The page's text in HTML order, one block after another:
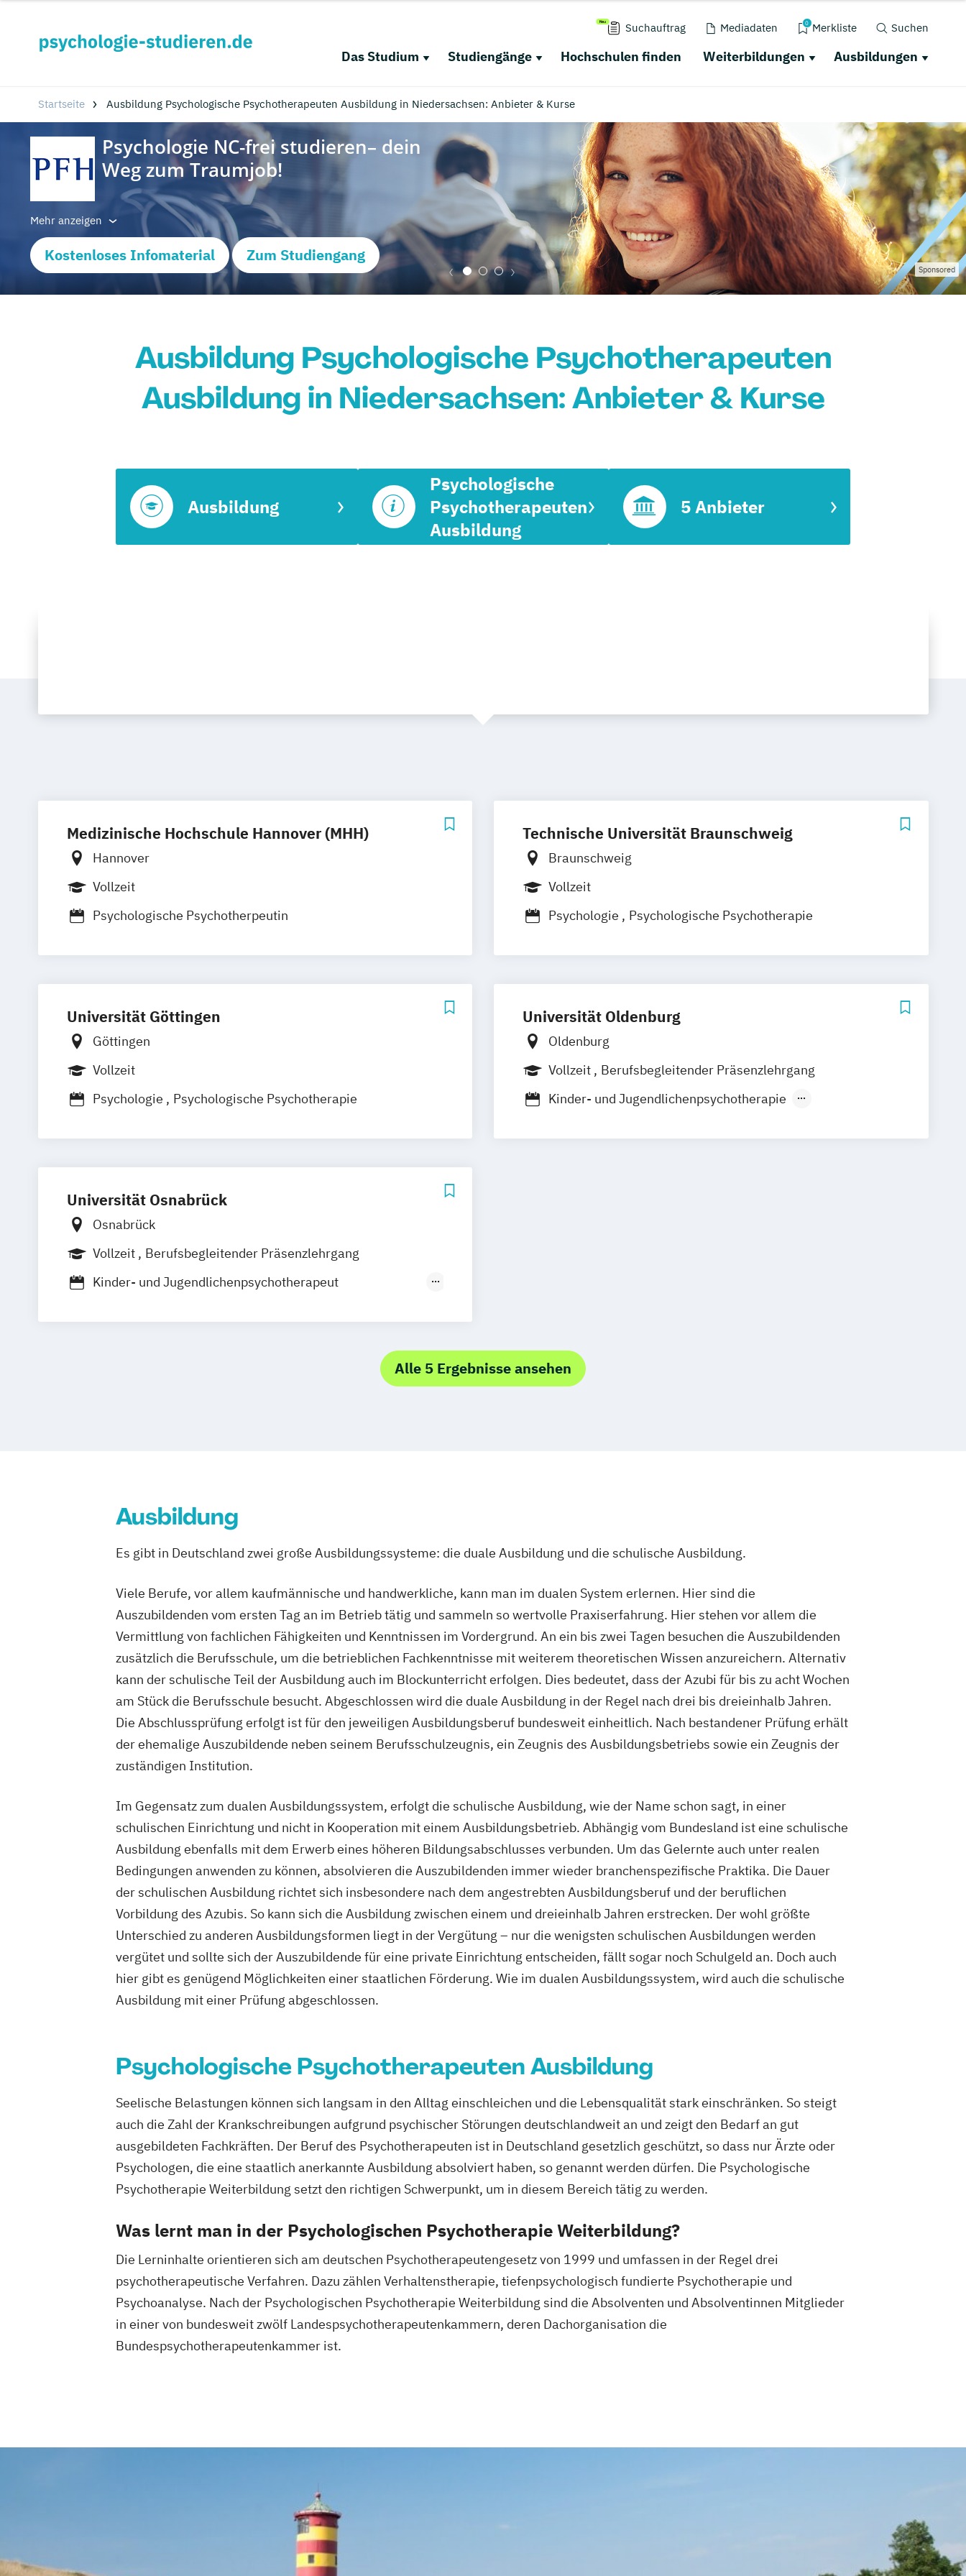
Suchauftrag Mediadaten 0 Merkliste Suchen
Das Studium Studiengänge Hochschulen finden Weiterbildungen Ausbildungen
Startseite Ausbildung Psychologische Psychotherapeuten Ausbildung in Niedersachsen: Anbieter & Kurse
Mehr anzeigen
Kostenloses Infomaterial Zum Studiengang
Sponsored
Ausbildung Psychologische Psychotherapeuten
Ausbildung in Niedersachsen: Anbieter & Kurse
Ausbildung
Psychologische
Psychotherapeuten
Ausbildung
5 Anbieter
Medizinische Hochschule Hannover (MHH)
Hannover
Vollzeit
Psychologische Psychotherpeutin
Technische Universität Braunschweig
Braunschweig
Vollzeit
Psychologie
Psychologische Psychotherapie
Universität Göttingen
Göttingen
Vollzeit
Psychologie
Psychologische Psychotherapie
Universität Oldenburg
Oldenburg
Vollzeit
Berufsbegleitender Präsenzlehrgang
Kinder- und Jugendlichenpsychotherapie
Psychologische Psychotherapie Sport und Lebensstil
Universität Osnabrück
Osnabrück
Vollzeit
Berufsbegleitender Präsenzlehrgang
Kinder- und Jugendlichenpsychotherapeut
Psychologie
Alle 5 Ergebnisse ansehen
Ausbildung
Es gibt in Deutschland zwei große Ausbildungssysteme: die duale Ausbildung und die schulische Ausbildung.
Viele Berufe, vor allem kaufmännische und handwerkliche, kann man im dualen System erlernen. Hier sind die
Auszubildenden vom ersten Tag an im Betrieb tätig und sammeln so wertvolle Praxiserfahrung. Hier stehen vor allem die
Vermittlung von fachlichen Fähigkeiten und Kenntnissen im Vordergrund. An ein bis zwei Tagen besuchen die Auszubildenden
zusätzlich die Berufsschule, um die betrieblichen Fachkenntnisse mit weiterem theoretischen Wissen anzureichern. Alternativ
kann der schulische Teil der Ausbildung auch im Blockunterricht erfolgen. Dies bedeutet, dass der Azubi für bis zu acht Wochen
am Stück die Berufsschule besucht. Abgeschlossen wird die duale Ausbildung in der Regel nach drei bis dreieinhalb Jahren.
Die Abschlussprüfung erfolgt ist für den jeweiligen Ausbildungsberuf bundesweit einheitlich. Nach bestandener Prüfung erhält
der ehemalige Auszubildende neben seinem Berufsschulzeugnis, ein Zeugnis des Ausbildungsbetriebs sowie ein Zeugnis der
zuständigen Institution.
Im Gegensatz zum dualen Ausbildungssystem, erfolgt die schulische Ausbildung, wie der Name schon sagt, in einer
schulischen Einrichtung und nicht in Kooperation mit einem Ausbildungsbetrieb. Abhängig vom Bundesland ist eine schulische
Ausbildung ebenfalls mit dem Erwerb eines höheren Bildungsabschlusses verbunden. Um das Gelernte auch unter realen
Bedingungen anwenden zu können, absolvieren die Auszubildenden immer wieder branchenspezifische Praktika. Die Dauer
der schulischen Ausbildung richtet sich insbesondere nach dem angestrebten Ausbildungsberuf und der beruflichen
Vorbildung des Azubis. So kann sich die Ausbildung zwischen einem und dreieinhalb Jahren erstrecken. Der wohl größte
Unterschied zu anderen Ausbildungsformen liegt in der Vergütung – nur die wenigsten schulischen Ausbildungen werden
vergütet und sollte sich der Auszubildende für eine private Einrichtung entscheiden, fällt sogar noch Schulgeld an. Doch auch
hier gibt es genügend Möglichkeiten einer staatlichen Förderung. Wie im dualen Ausbildungssystem, wird auch die schulische
Ausbildung mit einer Prüfung abgeschlossen.
Psychologische Psychotherapeuten Ausbildung
Seelische Belastungen können sich langsam in den Alltag einschleichen und die Lebensqualität stark einschränken. So steigt
auch die Zahl der Krankschreibungen aufgrund psychischer Störungen deutschlandweit an und zeigt den Bedarf an gut
ausgebildeten Fachkräften. Der Beruf des Psychotherapeuten ist in Deutschland gesetzlich geschützt, so dass nur Ärzte oder
Psychologen, die eine staatlich anerkannte Ausbildung absolviert haben, so genannt werden dürfen. Die Psychologische
Psychotherapie Weiterbildung setzt den richtigen Schwerpunkt, um in diesem Bereich tätig zu werden.
Was lernt man in der Psychologischen Psychotherapie Weiterbildung?
Die Lerninhalte orientieren sich am deutschen Psychotherapeutengesetz von 1999 und umfassen in der Regel drei
psychotherapeutische Verfahren. Dazu zählen Verhaltenstherapie, tiefenpsychologisch fundierte Psychotherapie und
Psychoanalyse. Nach der Psychologischen Psychotherapie Weiterbildung sind die Absolventen und Absolventinnen Mitglieder
in einer von bundesweit zwölf Landespsychotherapeutenkammern, deren Dachorganisation die
Bundespsychotherapeutenkammer ist.